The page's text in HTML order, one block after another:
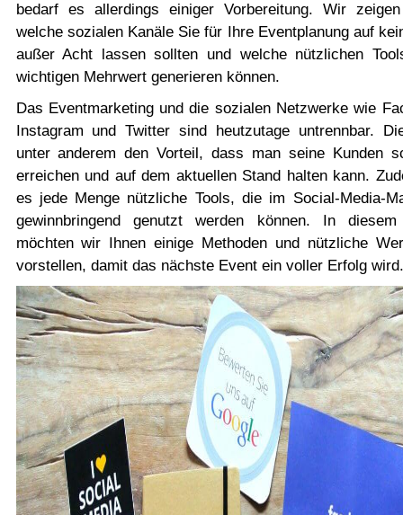
bedarf es allerdings einiger Vorbereitung. Wir
welche sozialen Kanäle Sie für Ihre Eventplanung auf
außer Acht lassen sollten und welche nützlichen
wichtigen Mehrwert generieren können.
Das Eventmarketing und die sozialen Netzwerke wie
Instagram und Twitter sind heutzutage untrennbar.
unter anderem den Vorteil, dass man seine Kunden
erreichen und auf dem aktuellen Stand halten kann.
es jede Menge nützliche Tools, die im Social-Media-
gewinnbringend genutzt werden können. In
möchten wir Ihnen einige Methoden und nützliche
vorstellen, damit das nächste Event ein voller Erfolg wird.